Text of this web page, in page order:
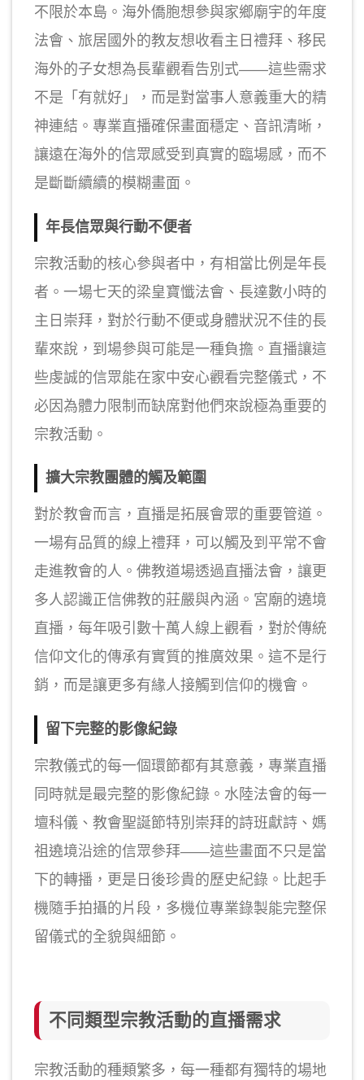
不限於本島。海外僑胞想參與家鄉廟宇的年度
法會、旅居國外的教友想收看主日禮拜、移民
海外的子女想為長輩觀看告別式——這些需求
不是「有就好」，而是對當事人意義重大的精
神連結。專業直播確保畫面穩定、音訊清晰，
讓遠在海外的信眾感受到真實的臨場感，而不
是斷斷續續的模糊畫面。
年長信眾與行動不便者
宗教活動的核心參與者中，有相當比例是年長
者。一場七天的梁皇寶懺法會、長達數小時的
主日崇拜，對於行動不便或身體狀況不佳的長
輩來說，到場參與可能是一種負擔。直播讓這
些虔誠的信眾能在家中安心觀看完整儀式，不
必因為體力限制而缺席對他們來說極為重要的
宗教活動。
擴大宗教團體的觸及範圍
對於教會而言，直播是拓展會眾的重要管道。
一場有品質的線上禮拜，可以觸及到平常不會
走進教會的人。佛教道場透過直播法會，讓更
多人認識正信佛教的莊嚴與內涵。宮廟的遶境
直播，每年吸引數十萬人線上觀看，對於傳統
信仰文化的傳承有實質的推廣效果。這不是行
銷，而是讓更多有緣人接觸到信仰的機會。
留下完整的影像紀錄
宗教儀式的每一個環節都有其意義，專業直播
同時就是最完整的影像紀錄。水陸法會的每一
壇科儀、教會聖誕節特別崇拜的詩班獻詩、媽
祖遶境沿途的信眾參拜——這些畫面不只是當
下的轉播，更是日後珍貴的歷史紀錄。比起手
機隨手拍攝的片段，多機位專業錄製能完整保
留儀式的全貌與細節。
不同類型宗教活動的直播需求
宗教活動的種類繁多，每一種都有獨特的場地